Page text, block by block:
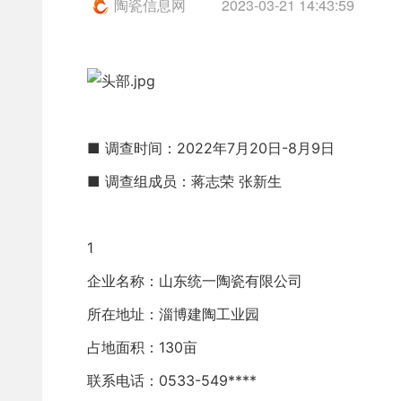
陶瓷信息网 2023-03-21 14:43:59
■ 调查时间：2022年7月20日-8月9日
■ 调查组成员：蒋志荣 张新生
1
企业名称：山东统一陶瓷有限公司
所在地址：淄博建陶工业园
占地面积：130亩
联系电话：0533-549****